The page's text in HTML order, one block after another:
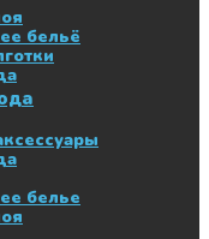
бельё
белье